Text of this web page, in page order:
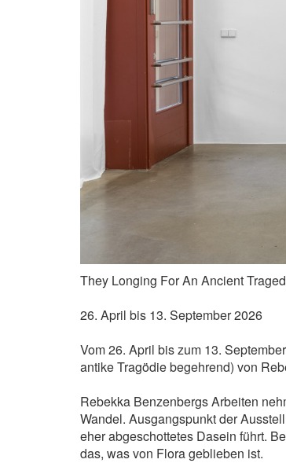
They Longing For An Ancient
26. April bis 13. September 2026
Vom 26. April bis zum 13.
antike Tragödie begehrend) von
Rebekka Benzenbergs Arbeiten
Wandel. Ausgangspunkt der
eher abgeschottetes Dasein führt.
das, was von Flora geblieben ist.